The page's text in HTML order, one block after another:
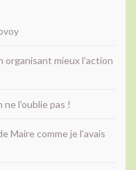
mieux l’action
l’oublie pas !
Maire comme je l’avais